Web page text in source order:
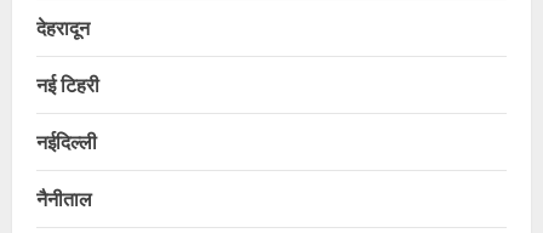
देहरादून
नई टिहरी
नईदिल्ली
नैनीताल